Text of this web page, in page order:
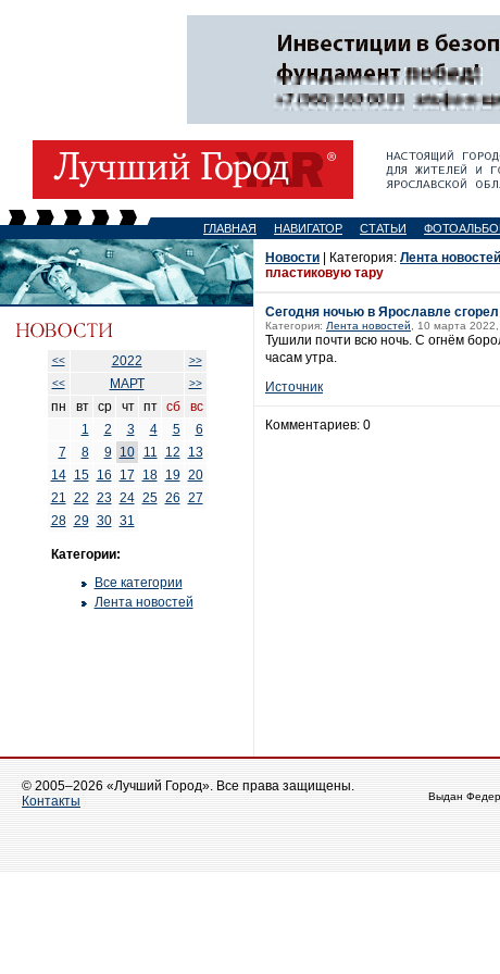
ГЛАВНАЯ НАВИГАТОР СТАТЬИ
<< 2022
>>
<<
МАРТ >>
пн вт ср чт пт сб
вс
1
2 3 4 5
6
7
8 9 10 11 12
13
14
15 16 17 18 19 20
21 22 23 24 25 26 27
28 29 30 31
Категории:
Все категории
Лента новостей
Новости | Категория: Лента новостей
пластиковую тару
Сегодня ночью в Ярославле
Категория: Лента новостей , 10 марта
Тушили почти всю ночь. С огнём
часам утра.
Источник
Комментариев: 0
© 2005–2026 «Лучший Город». Все права защищены.
Контакты
Выдан